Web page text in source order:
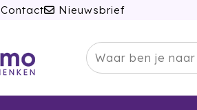
Contact Nieuwsbrief